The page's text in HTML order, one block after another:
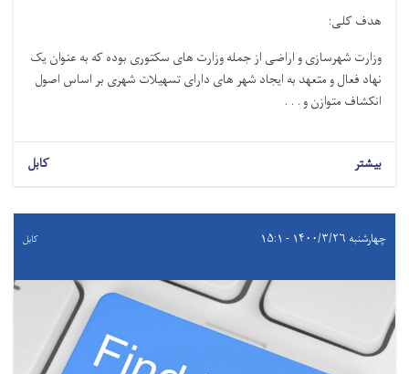
هدف کلی:
وزارت شهرسازی و اراضی از جمله وزارت های سکتوری بوده که به عنوان یک
نهاد فعال و متعهد به ایجاد شهر های دارای تسهیلات شهری بر اساس اصول
انکشاف متوازن و . . .
بیشتر کابل
چهارشنبه ۱۴۰۰/۳/۲۶ - ۱۵:۱ کابل